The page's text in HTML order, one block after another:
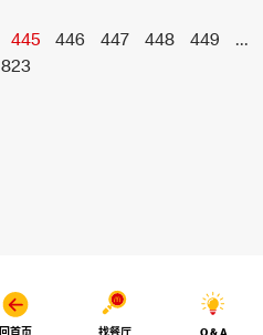
445 446 447 448 449
...
823